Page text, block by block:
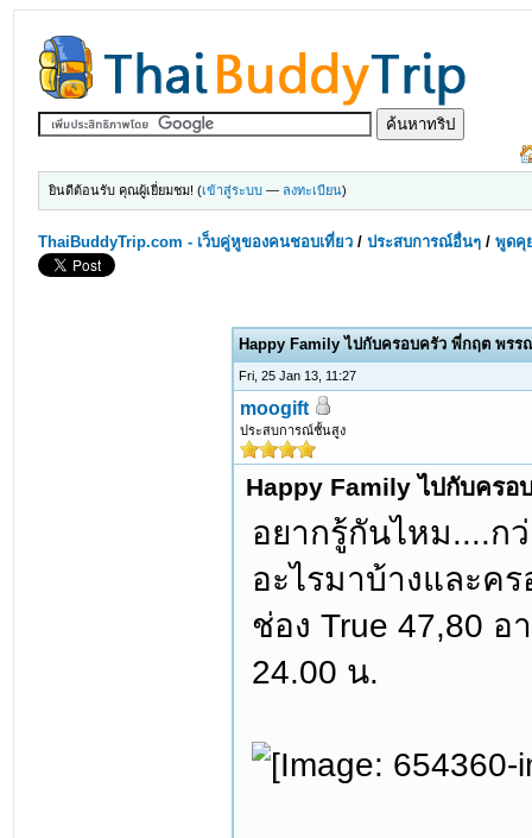
ยินดีต้อนรับ คุณผู้เยี่ยมชม! (เข้าสู่ระบบ — ลงทะเบียน)
ThaiBuddyTrip.com - เว็บคู่หูของคนชอบเที่ยว /ประสบการณ์อื่นๆ /พูดคุ
Happy Family ไปกับครอบครัว พี่กฤต พรร
Fri, 25 Jan 13, 11:27
moogift
ประสบการณ์ชั้นสูง
Happy Family ไปกับคร
อยากรู้กันไหม....ก
อะไรมาบ้างและค
ช่อง True 47,80 อ
24.00 น.